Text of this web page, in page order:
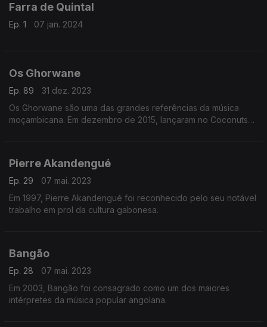
Farra de Quintal
Ep. 1 07 jan. 2024
Os Ghorwane
Ep. 89
31 dez. 2023
Os Ghorwane são uma das grandes referências da música
moçambicana. Em dezembro de 2015, lançaram no Coconuts
Pierre Akandengué
Ep. 29
07 mai. 2023
Em 1997, Pierre Akandengué foi reconhecido pelo seu notável
trabalho em prol da cultura gabonesa.
Bangão
Ep. 28
07 mai. 2023
Em 2003, Bangão foi consagrado como um dos maiores
intérpretes da música popular angolana.